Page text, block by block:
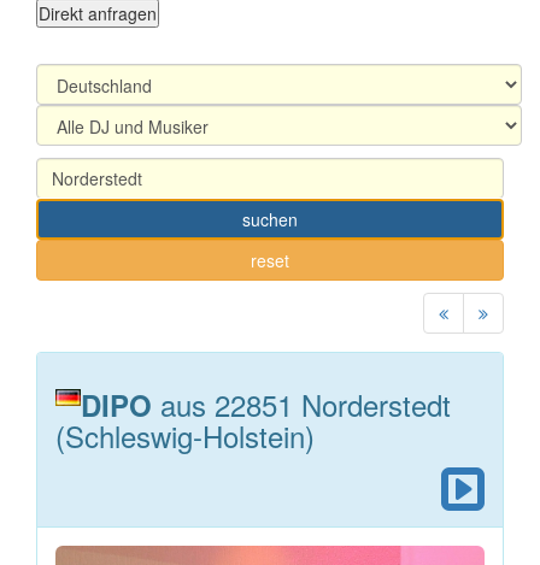
Direkt anfragen
suchen
reset
DIPO aus 22851 Norderstedt
(Schleswig-Holstein)